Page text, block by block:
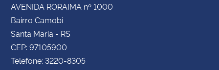
AVENIDA RORAIMA nº 1000
Bairro Camobi
Santa Maria - RS
CEP: 97105900
Telefone: 3220-8305